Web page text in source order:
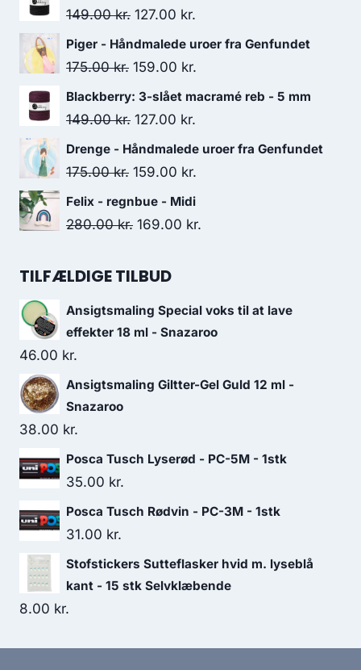
149.00kr. 127.00 kr.
Piger - Håndmalede uroer fra Genfundet
175.00kr. 159.00 kr.
Blackberry: 3-slået macramé reb - 5 mm
149.00kr. 127.00 kr.
Drenge - Håndmalede uroer fra Genfundet
175.00kr. 159.00 kr.
Felix - regnbue - Midi
280.00kr. 169.00 kr.
TILFÆLDIGE TILBUD
Ansigtsmaling Special voks til at lave
effekter 18 ml - Snazaroo
46.00 kr.
Ansigtsmaling Giltter-Gel Guld 12 ml -
Snazaroo
38.00 kr.
Posca Tusch Lyserød - PC-5M - 1stk
35.00 kr.
Posca Tusch Rødvin - PC-3M - 1stk
31.00 kr.
Stofstickers Sutteflasker hvid m. lyseblå
kant - 15 stk Selvklæbende
8.00 kr.